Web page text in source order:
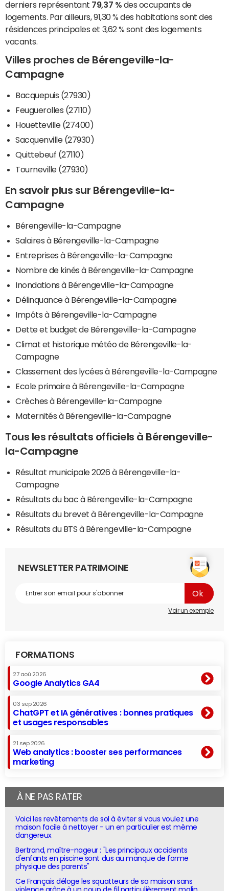
derniers représentant 79,37 % des occupants de
logements. Par ailleurs, 91,30 % des habitations sont des
résidences principales et 3,62 % sont des logements
vacants.
Villes proches de Bérengeville-la-
Campagne
Bacquepuis (27930)
Feuguerolles (27110)
Houetteville (27400)
Sacquenville (27930)
Quittebeuf (27110)
Tourneville (27930)
En savoir plus sur Bérengeville-la-
Campagne
Bérengeville-la-Campagne
Salaires à Bérengeville-la-Campagne
Entreprises à Bérengeville-la-Campagne
Nombre de kinés à Bérengeville-la-Campagne
Inondations à Bérengeville-la-Campagne
Délinquance à Bérengeville-la-Campagne
Impôts à Bérengeville-la-Campagne
Dette et budget de Bérengeville-la-Campagne
Climat et historique météo de Bérengeville-la-
Campagne
Classement des lycées à Bérengeville-la-Campagne
Ecole primaire à Bérengeville-la-Campagne
Crèches à Bérengeville-la-Campagne
Maternités à Bérengeville-la-Campagne
Tous les résultats officiels à Bérengeville-
la-Campagne
Résultat municipale 2026 à Bérengeville-la-
Campagne
Résultats du bac à Bérengeville-la-Campagne
Résultats du brevet à Bérengeville-la-Campagne
Résultats du BTS à Bérengeville-la-Campagne
NEWSLETTER PATRIMOINE
Voir un exemple
FORMATIONS
27 aoû 2026
Google Analytics GA4
03 sep 2026
ChatGPT et IA génératives : bonnes pratiques
et usages responsables
21 sep 2026
Web analytics : booster ses performances
marketing
À NE PAS RATER
Voici les revêtements de sol à éviter si vous voulez une
maison facile à nettoyer - un en particulier est même
dangereux
Bertrand, maître-nageur : "Les principaux accidents
d'enfants en piscine sont dus au manque de forme
physique des parents"
Ce Français déloge les squatteurs de sa maison sans
violence grâce à un coup de fil particulièrement malin